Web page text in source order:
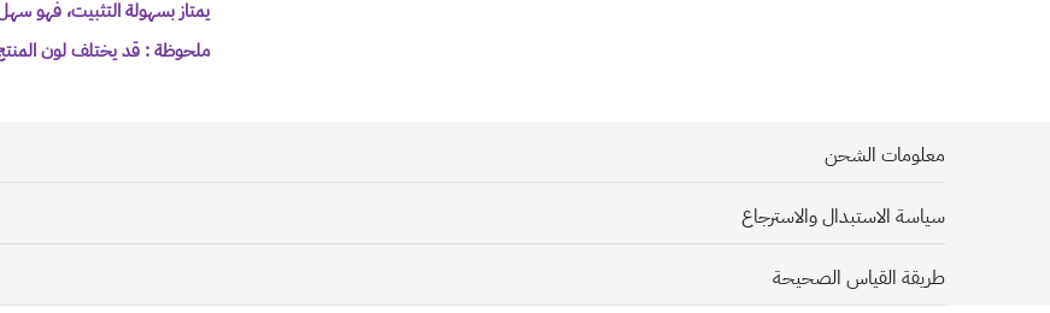
يمتاز بسهولة التثبيت، فهو
ملحوظة : قد يختلف لون
معلومات الشحن
يحرص دكتور هاوس بأن تصلك شحنتك بأسرع وقت ممكن, وبكل سرور نشحن الطلبات إلى جميع مناطق
لتسهيل عملية التوصيل نأمل منكم تزويدنا بالعنوان الوطني عنوان الحي، أسم الشارع، رقم المنزل، المدينة ورقم الهاتف
سياسة الاستبدال والاسترجاع
طريقة القياس الصحيحة